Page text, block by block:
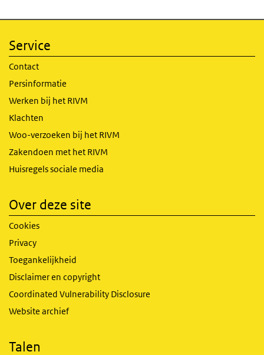
Service
Contact
Persinformatie
Werken bij het RIVM
Klachten
Woo-verzoeken bij het RIVM
Zakendoen met het RIVM
Huisregels sociale media
Over deze site
Cookies
Privacy
Toegankelijkheid
Disclaimer en copyright
Coordinated Vulnerability Disclosure
Website archief
Talen